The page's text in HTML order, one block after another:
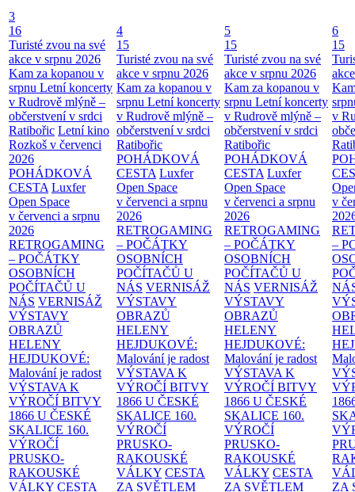
3
16
Turisté zvou na své
akce v srpnu 2026
Kam za kopanou v
srpnu Letní koncerty
v Rudrově mlýně –
občerstvení v srdci
Ratibořic Letní kino
Rozkoš v červenci
2026
POHÁDKOVÁ
CESTA Luxfer
Open Space
v červenci a srpnu
2026
RETROGAMING
– POČÁTKY
OSOBNÍCH
POČÍTAČŮ U
NÁS VERNISÁŽ
VÝSTAVY
OBRAZŮ
HELENY
HEJDUKOVÉ:
Malování je radost
VÝSTAVA K
VÝROČÍ BITVY
1866 U ČESKÉ
SKALICE 160.
VÝROČÍ
PRUSKO-
RAKOUSKÉ
VÁLKY CESTA
4
15
Turisté zvou na své
akce v srpnu 2026
Kam za kopanou v
srpnu Letní koncerty
v Rudrově mlýně –
občerstvení v srdci
Ratibořic
POHÁDKOVÁ
CESTA Luxfer
Open Space
v červenci a srpnu
2026
RETROGAMING
– POČÁTKY
OSOBNÍCH
POČÍTAČŮ U
NÁS VERNISÁŽ
VÝSTAVY
OBRAZŮ
HELENY
HEJDUKOVÉ:
Malování je radost
VÝSTAVA K
VÝROČÍ BITVY
1866 U ČESKÉ
SKALICE 160.
VÝROČÍ
PRUSKO-
RAKOUSKÉ
VÁLKY CESTA
ZA SVĚTLEM
5
15
Turisté zvou na své
akce v srpnu 2026
Kam za kopanou v
srpnu Letní koncerty
v Rudrově mlýně –
občerstvení v srdci
Ratibořic
POHÁDKOVÁ
CESTA Luxfer
Open Space
v červenci a srpnu
2026
RETROGAMING
– POČÁTKY
OSOBNÍCH
POČÍTAČŮ U
NÁS VERNISÁŽ
VÝSTAVY
OBRAZŮ
HELENY
HEJDUKOVÉ:
Malování je radost
VÝSTAVA K
VÝROČÍ BITVY
1866 U ČESKÉ
SKALICE 160.
VÝROČÍ
PRUSKO-
RAKOUSKÉ
VÁLKY CESTA
ZA SVĚTLEM
6
15
v
v
–
ZA